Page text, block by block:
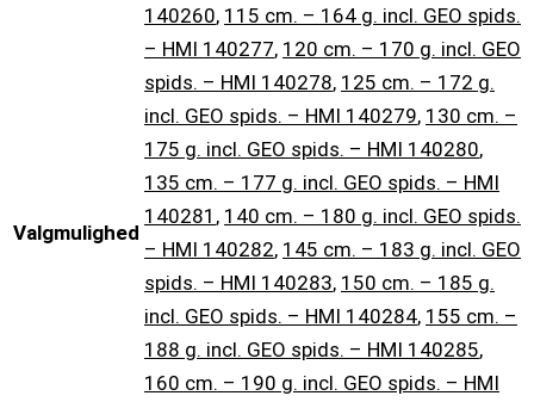
Valgmulighed
140260, 115 cm. – 164 g. incl. GEO spids.
– HMI 140277, 120 cm. – 170 g. incl. GEO
spids. – HMI 140278, 125 cm. – 172 g.
incl. GEO spids. – HMI 140279, 130 cm. –
175 g. incl. GEO spids. – HMI 140280,
135 cm. – 177 g. incl. GEO spids. – HMI
140281 , 140 cm. – 180 g. incl. GEO spids.
– HMI 140282, 145 cm. – 183 g. incl. GEO
spids. – HMI 140283, 150 cm. – 185 g.
incl. GEO spids. – HMI 140284, 155 cm. –
188 g. incl. GEO spids. – HMI 140285,
160 cm. – 190 g. incl. GEO spids. – HMI